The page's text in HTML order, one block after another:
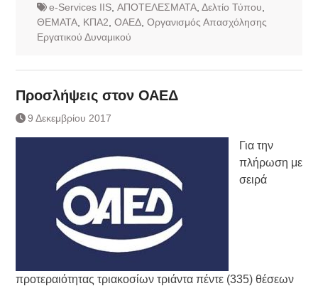
e-Services IIS, ΑΠΟΤΕΛΕΣΜΑΤΑ, Δελτίο Τύπου
ΘΕΜΑΤΑ, ΚΠΑ2 ΟΑΕΔ, Οργανισμός Απασχόλησης
Εργατικού Δυναμικού
Προσλήψεις στον ΟΑΕΔ
9 Δεκεμβρίου 2017
Για την
πλήρωση με
σειρά
προτεραιότητας τριακοσίων τριάντα πέντε (335) θέσεων